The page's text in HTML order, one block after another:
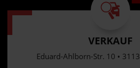
VERKAUF
Eduard-Ahlborn-Str. 10 •